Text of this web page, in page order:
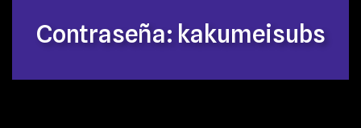
Contraseña: kakumeisubs